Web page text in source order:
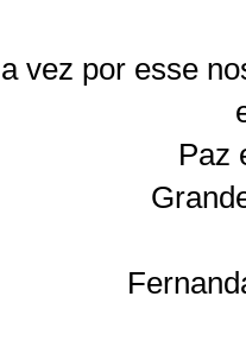
vez por esse
Paz